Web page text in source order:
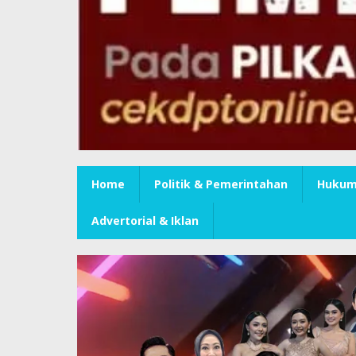
Home Politik & Pemerintahan
Advertorial & Iklan